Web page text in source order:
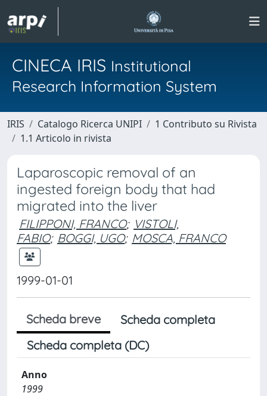
CINECA IRIS Institutional
Research Information System
IRIS Catalogo Ricerca UNIPI
1 Contributo su Rivista
1.1 Articolo in rivista
Laparoscopic removal of an
ingested foreign body that had
migrated into the liver
FILIPPONI, FRANCO; VISTOLI,
FABIO; BOGGI, UGO; MOSCA, FRANCO
1999-01-01
Scheda breve
Scheda completa
Scheda completa (DC)
Anno
1999